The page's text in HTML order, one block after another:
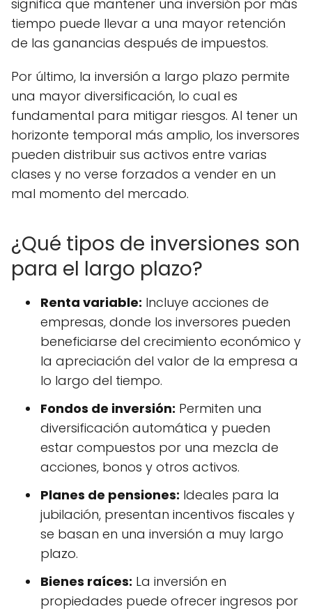
significa que mantener una inversión por más
tiempo puede llevar a una mayor retención
de las ganancias después de impuestos.
Por último, la inversión a largo plazo permite
una mayor diversificación, lo cual es
fundamental para mitigar riesgos. Al tener un
horizonte temporal más amplio, los inversores
pueden distribuir sus activos entre varias
clases y no verse forzados a vender en un
mal momento del mercado.
¿Qué tipos de inversiones son
para el largo plazo?
Renta variable: Incluye acciones de
empresas, donde los inversores pueden
beneficiarse del crecimiento económico y
la apreciación del valor de la empresa a
lo largo del tiempo.
Fondos de inversión: Permiten una
diversificación automática y pueden
estar compuestos por una mezcla de
acciones, bonos y otros activos.
Planes de pensiones: Ideales para la
jubilación, presentan incentivos fiscales y
se basan en una inversión a muy largo
plazo.
Bienes raíces: La inversión en
propiedades puede ofrecer ingresos por